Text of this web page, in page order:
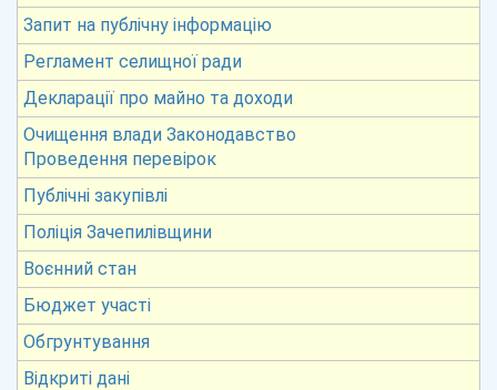
Запит на публічну інформацію
Регламент селищної ради
Декларації про майно та доходи
Очищення влади Законодавство
Проведення перевірок
Публічні закупівлі
Поліція Зачепилівщини
Воєнний стан
Бюджет участі
Обгрунтування
Відкриті дані